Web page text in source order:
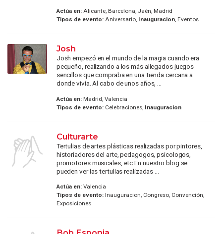
Actúa en:Alicante, Barcelona, Jaén, Madrid
Tipos de evento:Aniversario, Inauguracion, Eventos
Josh
Josh empezó en el mundo de la magia cuando era
pequeño, realizando a los más allegados juegos
sencillos que compraba en una tienda cercana a
donde vivía. Al cabo de unos años, ...
Actúa en:Madrid, Valencia
Tipos de evento:Celebraciones, Inauguracion
Culturarte
Tertulias de artes plásticas realizadas por pintores,
historiadores del arte, pedagogos, psicologos,
promotores musicales, etc En nuestro blog se
pueden ver las tertulias realizadas ...
Actúa en:Valencia
Tipos de evento:Inauguracion, Congreso, Convención,
Exposiciones